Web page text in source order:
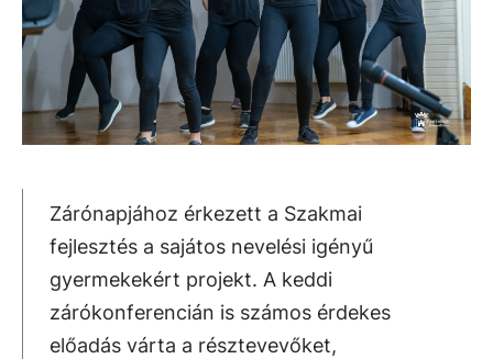
Zárónapjához érkezett a Szakmai
fejlesztés a sajátos nevelési igényű
gyermekekért projekt. A keddi
zárókonferencián is számos érdekes
előadás várta a résztevevőket,